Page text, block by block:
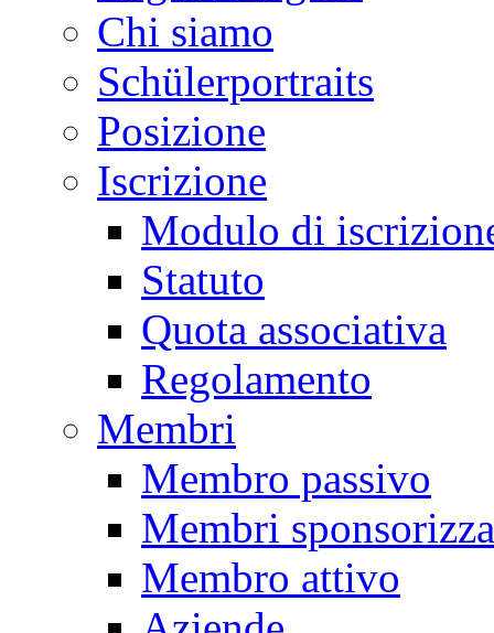
Chi siamo
Schülerportraits
Posizione
Iscrizione
Modulo di
Statuto
Quota associativa
Regolamento
Membri
Membro passivo
Membri
Membro attivo